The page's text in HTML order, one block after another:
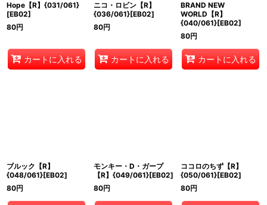
Hope【R】{031/061}
[EB02]
80円
カートに入れる
ニコ・ロビン【R】
{036/061}[EB02]
80円
カートに入れる
BRAND NEW
WORLD【R】
{040/061}[EB02]
80円
カートに入れる
ブルック【R】
{048/061}[EB02]
80円
モンキー・D・ガープ
【R】{049/061}[EB02]
80円
ココロのちず【R】
{050/061}[EB02]
80円